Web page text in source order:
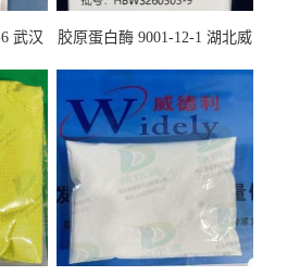
武汉
胶原蛋白酶 9001-12-1 湖北威